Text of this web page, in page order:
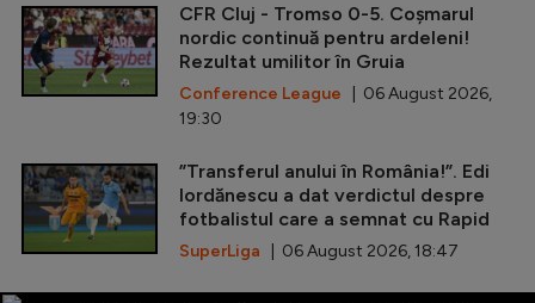
CFR Cluj - Tromso 0-5. Coșmarul
nordic continuă pentru ardeleni!
Rezultat umilitor în Gruia
Conference League | 06 August 2026,
19:30
”Transferul anului în România!”. Edi
Iordănescu a dat verdictul despre
fotbalistul care a semnat cu Rapid
SuperLiga | 06 August 2026, 18:47